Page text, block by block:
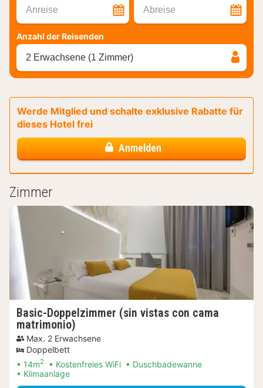
Anreise Abreise
Anzahl der Reisenden
2 Erwachsene (1 Zimmer)
Werde Mitglied und schalte exklusive Rabatte für
dieses Hotel frei
Anmelden
Zimmer
Basic-Doppelzimmer (sin vistas con cama
matrimonio)
Max. 2 Erwachsene
Doppelbett
14m2 Kostenfreies WiFi
Duschbadewanne
Klimaanlage